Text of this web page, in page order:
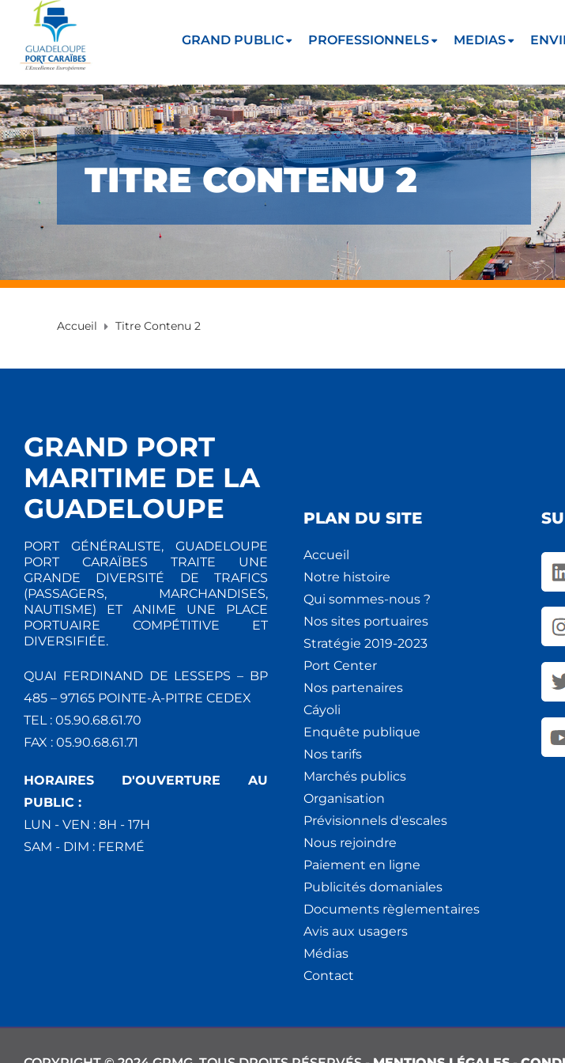
GRAND PUBLIC PROFESSIONNELS MEDIAS
TITRE CONTENU 2
Accueil Titre Contenu 2
GRAND PORT
MARITIME DE LA
GUADELOUPE
PORT GÉNÉRALISTE, GUADELOUPE
PORT CARAÏBES TRAITE UNE
GRANDE DIVERSITÉ DE TRAFICS
(PASSAGERS, MARCHANDISES,
NAUTISME) ET ANIME UNE PLACE
PORTUAIRE COMPÉTITIVE ET
DIVERSIFIÉE.
QUAI FERDINAND DE LESSEPS – BP
485 – 97165 POINTE-À-PITRE CEDEX
TEL : 05.90.68.61.70
FAX : 05.90.68.61.71
HORAIRES D'OUVERTURE AU
PUBLIC :
LUN - VEN : 8H - 17H
SAM - DIM : FERMÉ
PLAN DU SITE
Accueil
Notre histoire
Qui sommes-nous ?
Nos sites portuaires
Stratégie 2019-2023
Port Center
Nos partenaires
Cáyoli
Enquête publique
Nos tarifs
Marchés publics
Organisation
Prévisionnels d'escales
Nous rejoindre
Paiement en ligne
Publicités domaniales
Documents règlementaires
Avis aux usagers
Médias
Contact